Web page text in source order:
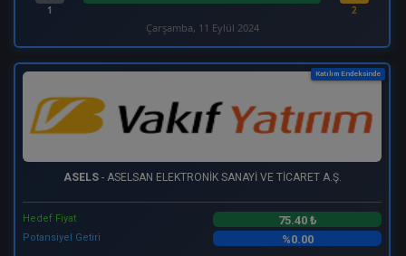
1 2
Çarşamba, 11 Eylül 2024
Katılım Endeksinde
ASELS- ASELSAN ELEKTRONİK SANAYİ VE TİCARET A.Ş.
Hedef Fiyat 75.40 ₺
Potansiyel Getiri %0.00